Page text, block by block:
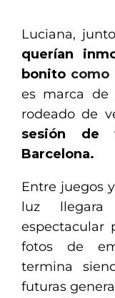
Luciana,
querían
bonito como
es marca de
rodeado de
sesión de
Barcelona.
Entre juegos
luz
espectacular
fotos de
termina
futuras